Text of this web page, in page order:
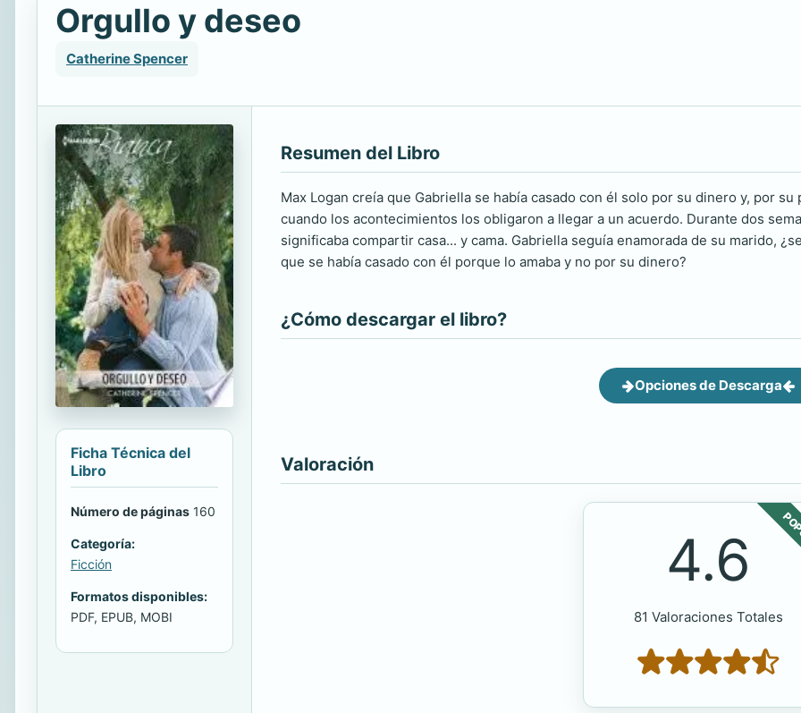
Orgullo y deseo
Catherine Spencer
Ficha Técnica del
Libro
Número de páginas 160
Categoría:
Ficción
Formatos disponibles:
PDF, EPUB, MOBI
Resumen del Libro
Max Logan creía que Gabriella se había casado con él solo por su dinero y, por
cuando los acontecimientos los obligaron a llegar a un acuerdo. Durante dos
significaba compartir casa... y cama. Gabriella seguía enamorada de su marido,
que se había casado con él porque lo amaba y no por su dinero?
¿Cómo descargar el libro?
Opciones de Descarga
Valoración
4.6
81 Valoraciones Totales